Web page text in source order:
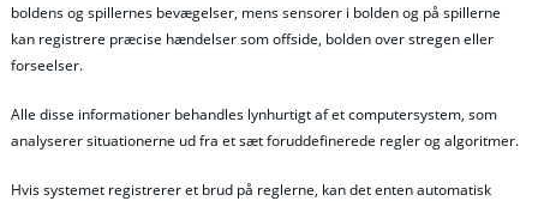
boldens og spillernes bevægelser, mens sensorer i bolden og på spillerne
kan registrere præcise hændelser som offside, bolden over stregen eller
forseelser.
Alle disse informationer behandles lynhurtigt af et computersystem, som
analyserer situationerne ud fra et sæt foruddefinerede regler og algoritmer.
Hvis systemet registrerer et brud på reglerne, kan det enten automatisk